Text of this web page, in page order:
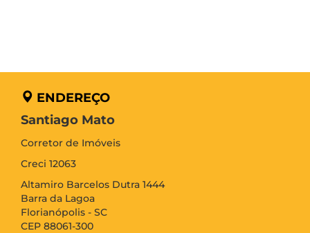
ENDEREÇO
Santiago Mato
Corretor de Imóveis
Creci 12063
Altamiro Barcelos Dutra 1444
Barra da Lagoa
Florianópolis - SC
CEP 88061-300